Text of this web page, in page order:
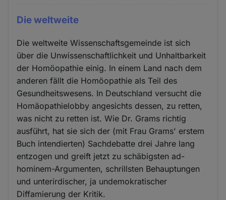
Die weltweite
Die weltweite Wissenschaftsgemeinde ist sich
über die Unwissenschaftlichkeit und Unhaltbarkeit
der Homöopathie einig. In einem Land nach dem
anderen fällt die Homöopathie als Teil des
Gesundheitswesens. In Deutschland versucht die
Homäopathielobby angesichts dessen, zu retten,
was nicht zu retten ist. Wie Dr. Grams richtig
ausführt, hat sie sich der (mit Frau Grams' erstem
Buch intendierten) Sachdebatte drei Jahre lang
entzogen und greift jetzt zu schäbigsten ad-
hominem-Argumenten, schrillsten Behauptungen
und unterirdischer, ja undemokratischer
Diffamierung der Kritik.